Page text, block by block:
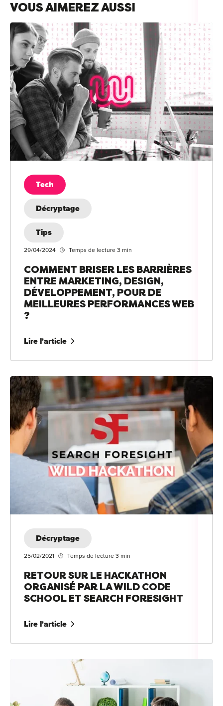
VOUS AIMEREZ AUSSI
Tech
Décryptage
Tips
29/04/2024 Temps de lecture 3 min
COMMENT BRISER LES BARRIÈRES
ENTRE MARKETING, DESIGN,
DÉVELOPPEMENT, POUR DE
MEILLEURES PERFORMANCES WEB
?
Lire l'article
Décryptage
25/02/2021 Temps de lecture 3 min
RETOUR SUR LE HACKATHON
ORGANISÉ PAR LA WILD CODE
SCHOOL ET SEARCH FORESIGHT
Lire l'article